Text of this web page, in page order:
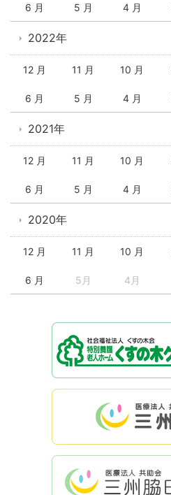
6 月 5 月 4 月
2022年
12 月 11 月 10 月
6 月 5 月 4 月
2021年
12 月 11 月 10 月
6 月 5 月 4 月
2020年
12 月 11 月 10 月
6 月 5月 4月